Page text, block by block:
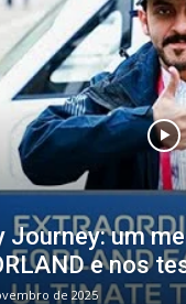
Journey: um
e nos
de 2025